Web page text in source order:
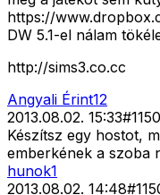
https://
DW 5.1-el nálam
http://sims3.co.cc
Angyali Érint12
2013.08.02. 15:33#
Készítsz egy hostot,
emberkének a szoba
hunok1
2013.08.02. 14:48#